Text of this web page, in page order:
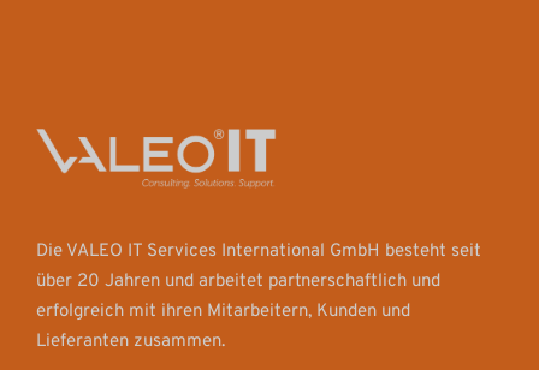
Die VALEO IT Services International GmbH besteht seit
über 20 Jahren und arbeitet partnerschaftlich und
erfolgreich mit ihren Mitarbeitern, Kunden und
Lieferanten zusammen.